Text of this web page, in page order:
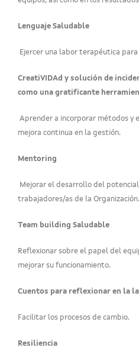
Lenguaje Saludable
Ejercer una labor terapéutica
CreatiVIDAd y solución de
como una gratificante
Aprender a incorporar métodos y
mejora continua en la gestión.
Mentoring
Mejorar el desarrollo del
trabajadores/as de la Organización.
Team building Saludable
Reflexionar sobre el papel del
mejorar su funcionamiento.
Cuentos para reflexionar en la
Facilitar los procesos de cambio.
Resiliencia